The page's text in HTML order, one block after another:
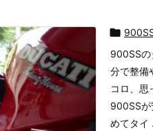

900SSの
分で整備
コロ、思
900SSが
めてタイ